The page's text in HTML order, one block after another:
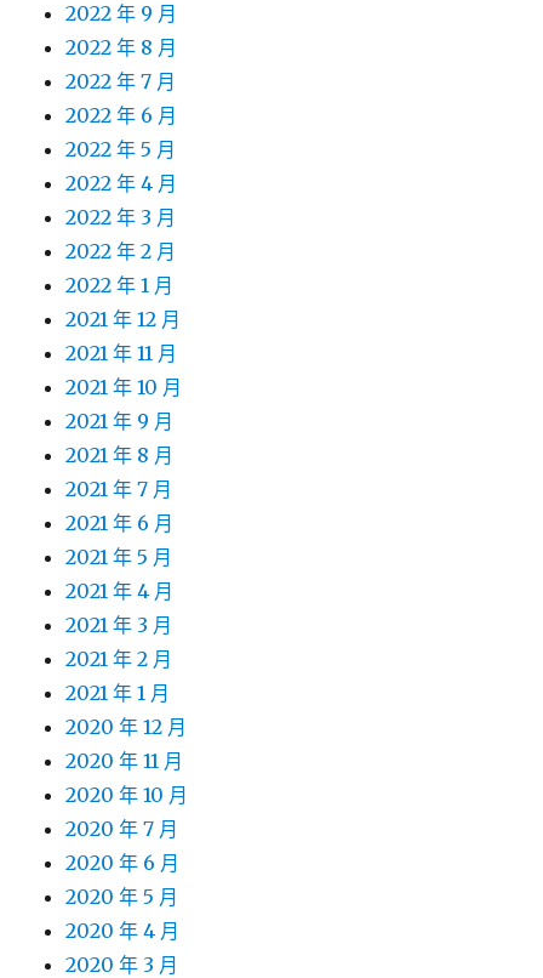
2022 年 9 月
2022 年 8 月
2022 年 7 月
2022 年 6 月
2022 年 5 月
2022 年 4 月
2022 年 3 月
2022 年 2 月
2022 年 1 月
2021 年 12 月
2021 年 11 月
2021 年 10 月
2021 年 9 月
2021 年 8 月
2021 年 7 月
2021 年 6 月
2021 年 5 月
2021 年 4 月
2021 年 3 月
2021 年 2 月
2021 年 1 月
2020 年 12 月
2020 年 11 月
2020 年 10 月
2020 年 7 月
2020 年 6 月
2020 年 5 月
2020 年 4 月
2020 年 3 月